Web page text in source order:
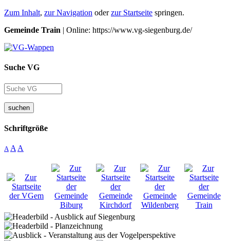
Zum Inhalt, zur Navigation oderzur Startseite springen.
Gemeinde Train | Online: https://www.vg-siegenburg.de/
Suche VG
suchen
Schriftgröße
A A A